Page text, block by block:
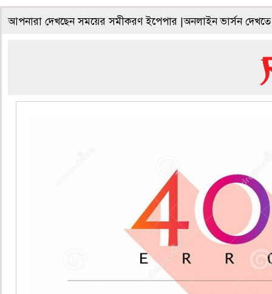
আপনারা দেখছেন সময়ের সমীকরণ ইপেপার |অনলাইন ভার্সন